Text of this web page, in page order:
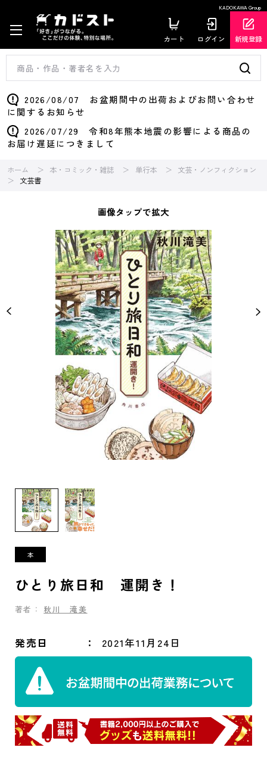
KADOKAWA Group
カート ログイン 新規登録
2026/08/07 お盆期間中の出荷およびお問い合わせ
に関するお知らせ
2026/07/29 令和8年熊本地震の影響による商品の
お届け遅延につきまして
ホーム 本・コミック・雑誌 単行本
文芸・ノンフィクション
文芸書
画像タップで拡大
ひとり旅日和 運開き！
著者： 秋川 滝美
発売日 2021年11月24日